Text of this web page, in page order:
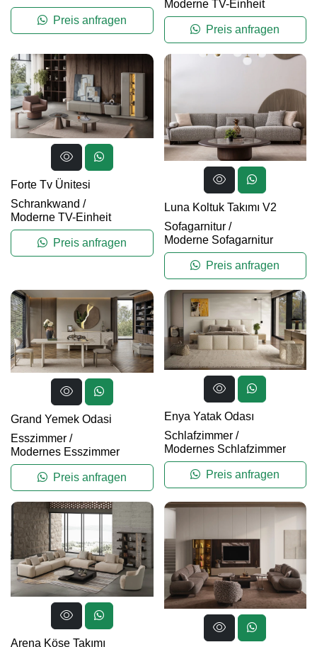
Preis anfragen
Moderne TV-Einheit
Preis anfragen
Forte Tv Ünitesi
Schrankwand /
Moderne TV-Einheit
Preis anfragen
Luna Koltuk Takımı V2
Sofagarnitur/
Moderne Sofagarnitur
Preis anfragen
Grand Yemek Odasi
Esszimmer /
Modernes Esszimmer
Preis anfragen
Enya Yatak Odası
Schlafzimmer/
Modernes Schlafzimmer
Preis anfragen
Arena Köşe Takımı